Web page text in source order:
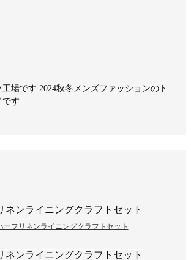
場です 2024秋冬メンズファッションのト
です
ーフリネンライニングクラフトセット